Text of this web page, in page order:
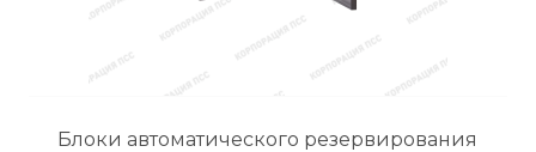
Блоки автоматического резервирования